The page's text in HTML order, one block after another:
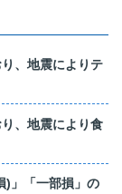
、地震によりテ
、地震により食
)」「一部損」の